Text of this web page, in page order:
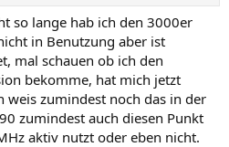
so lange hab ich den 3000er
in Benutzung aber ist
mal schauen ob ich den
bekomme, hat mich jetzt
weis zumindest noch das in der
zumindest auch diesen Punkt
aktiv nutzt oder eben nicht.